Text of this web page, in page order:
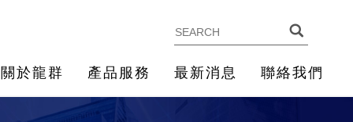
關於龍群 產品服務 最新消息 聯絡我們